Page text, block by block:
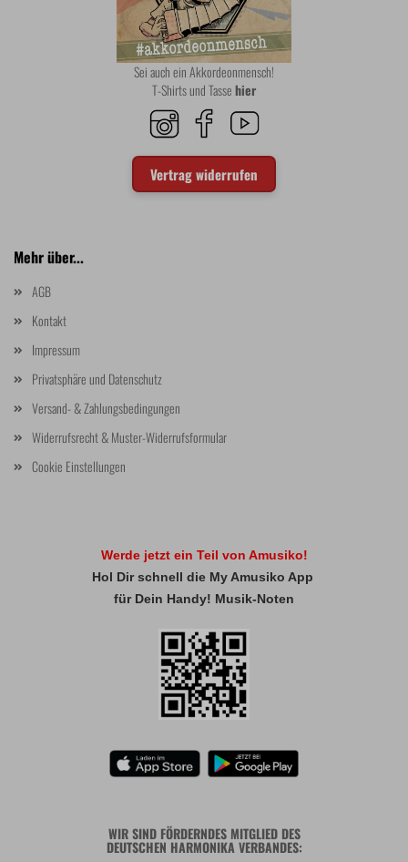
Sei auch ein Akkordeonmensch!
T-Shirts und Tassehier
Vertrag widerrufen
Mehr über...
AGB
Kontakt
Impressum
Privatsphäre und Datenschutz
Versand- & Zahlungsbedingungen
Widerrufsrecht & Muster-Widerrufsformular
Cookie Einstellungen
Werde jetzt ein Teil von Amusiko!
Hol Dir schnell die My Amusiko App
für Dein Handy! Musik-Noten
WIR SIND FÖRDERNDES MITGLIED DES
DEUTSCHEN HARMONIKA VERBANDES: